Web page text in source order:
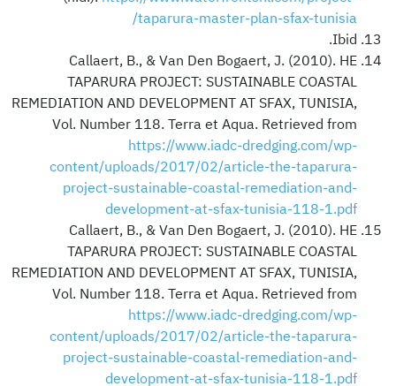
taparura-master-plan-sfax-tunisia/
Ibid.
Callaert, B., & Van Den Bogaert, J. (2010). HE
TAPARURA PROJECT: SUSTAINABLE COASTAL
REMEDIATION AND DEVELOPMENT AT SFAX, TUNISIA,
Vol. Number 118. Terra et Aqua. Retrieved from
https://www.iadc-dredging.com/wp-
content/uploads/2017/02/article-the-taparura-
project-sustainable-coastal-remediation-and-
development-at-sfax-tunisia-118-1.pdf
Callaert, B., & Van Den Bogaert, J. (2010). HE
TAPARURA PROJECT: SUSTAINABLE COASTAL
REMEDIATION AND DEVELOPMENT AT SFAX, TUNISIA,
Vol. Number 118. Terra et Aqua. Retrieved from
https://www.iadc-dredging.com/wp-
content/uploads/2017/02/article-the-taparura-
project-sustainable-coastal-remediation-and-
development-at-sfax-tunisia-118-1.pdf